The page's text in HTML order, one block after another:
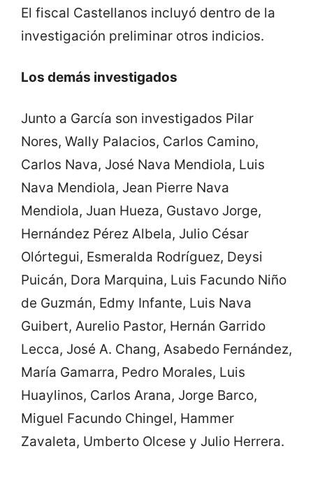
El fiscal Castellanos incluyó dentro de la
investigación preliminar otros indicios.
Los demás investigados
Junto a García son investigados Pilar
Nores, Wally Palacios, Carlos Camino,
Carlos Nava, José Nava Mendiola, Luis
Nava Mendiola, Jean Pierre Nava
Mendiola, Juan Hueza, Gustavo Jorge,
Hernández Pérez Albela, Julio César
Olórtegui, Esmeralda Rodríguez, Deysi
Puicán, Dora Marquina, Luis Facundo Niño
de Guzmán, Edmy Infante, Luis Nava
Guibert, Aurelio Pastor, Hernán Garrido
Lecca, José A. Chang, Asabedo Fernández,
María Gamarra, Pedro Morales, Luis
Huaylinos, Carlos Arana, Jorge Barco,
Miguel Facundo Chingel, Hammer
Zavaleta, Umberto Olcese y Julio Herrera.